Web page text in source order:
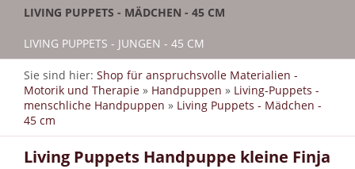
LIVING PUPPETS - MÄDCHEN - 45 CM
LIVING PUPPETS - JUNGEN - 45 CM
Sie sind hier: Shop für anspruchsvolle Materialien -
Motorik und Therapie » Handpuppen » Living-Puppets -
menschliche Handpuppen » Living Puppets - Mädchen -
45 cm
Living Puppets Handpuppe kleine Finja